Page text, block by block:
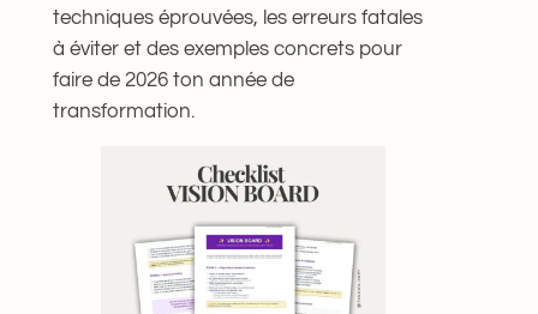
techniques éprouvées, les erreurs fatales
à éviter et des exemples concrets pour
faire de 2026 ton année de
transformation.